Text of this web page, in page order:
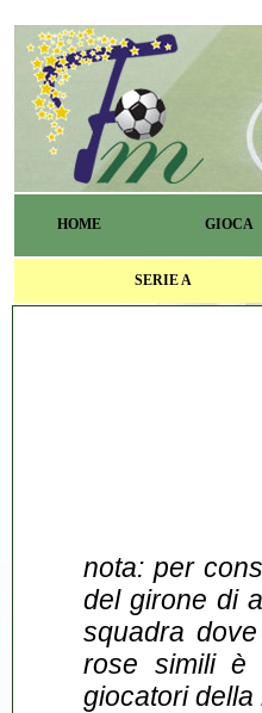
HOME GIOCA
SERIE A
nota: per
del girone di
squadra
rose simili è
giocatori della